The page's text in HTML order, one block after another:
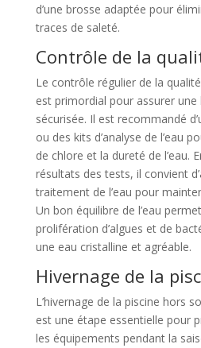
d’une brosse adaptée pour
traces de saleté.
Contrôle de la
Le contrôle régulier de la
est primordial pour assurer une
sécurisée. Il est recommandé
ou des kits d’analyse de l’eau
de chlore et la dureté de l’eau.
résultats des tests, il convient
traitement de l’eau pour
Un bon équilibre de l’eau
prolifération d’algues et de
une eau cristalline et agréable.
Hivernage de la
L’hivernage de la piscine hors
est une étape essentielle pour
les équipements pendant la